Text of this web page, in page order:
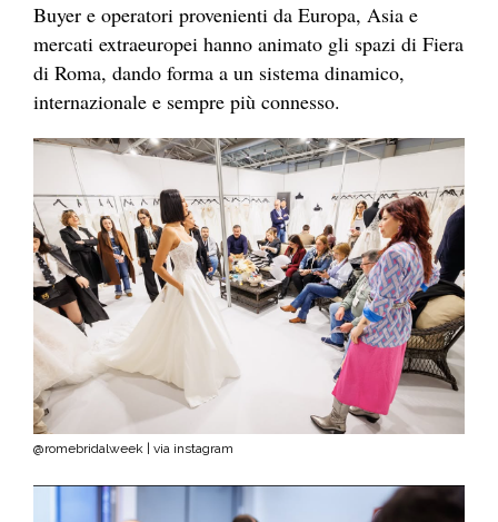
Buyer e operatori provenienti da Europa, Asia e
mercati extraeuropei hanno animato gli spazi di Fiera
di Roma, dando forma a un sistema dinamico,
internazionale e sempre più connesso.
@romebridalweek | via instagram